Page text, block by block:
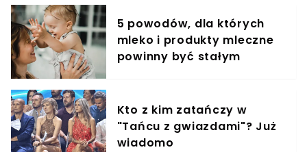
5 powodów, dla których
mleko i produkty mleczne
powinny być stałym
Kto z kim zatańczy w
"Tańcu z gwiazdami"? Już
wiadomo